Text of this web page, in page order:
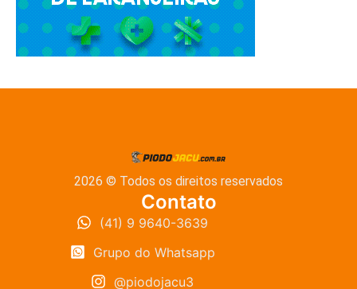
2026 © Todos os direitos reservados
Contato
(41) 9 9640-3639
Grupo do Whatsapp
@piodojacu3